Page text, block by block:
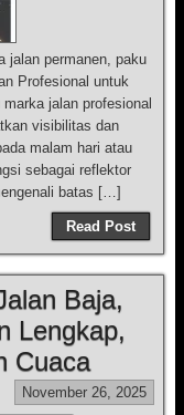
jalan permanen, paku
Profesional untuk
jalan profesional
visibilitas dan
malam hari atau
sebagai reflektor
batas […]
Read Post
Baja,
Lengkap,
Cuaca
November 26, 2025